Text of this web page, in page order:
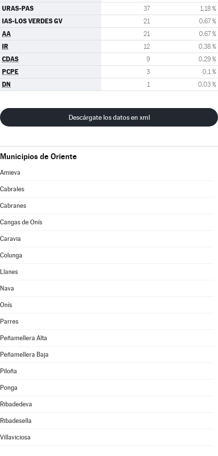
URAS-PAS 37 1,18 %
IAS-LOS VERDES GV 21 0,67 %
AA 21 0,67 %
IR 12 0,38 %
CDAS 9 0,29 %
PCPE 3 0,1 %
DN 1 0,03 %
Descárgate los datos en xml
Municipios de Oriente
Amieva
Cabrales
Cabranes
Cangas de Onís
Caravia
Colunga
Llanes
Nava
Onís
Parres
Peñamellera Alta
Peñamellera Baja
Piloña
Ponga
Ribadedeva
Ribadesella
Villaviciosa